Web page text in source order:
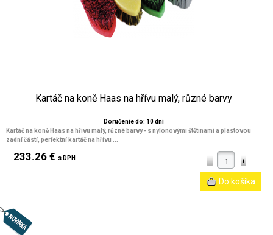
Kartáč na koně Haas na hřívu malý, různé barvy
Doručenie do: 10 dní
Kartáč na koně Haas na hřívu malý, různé barvy - s nylonovými štětinami a plastovou
zadní částí, perfektní kartáč na hřívu ...
233.26 € s DPH